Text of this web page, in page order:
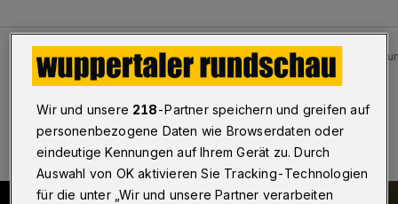
Lokales Wuppertaler Sinfonieorchester in Utopiastadt
Bilderstrecke
Sinfonieorchester in Utopiastadt und AZ
Wir und unsere 218-Partner speichern und greifen auf
personenbezogene Daten wie Browserdaten oder
eindeutige Kennungen auf Ihrem Gerät zu. Durch
Auswahl von OK aktivieren Sie Tracking-Technologien
für die unter „Wir und unsere Partner verarbeiten